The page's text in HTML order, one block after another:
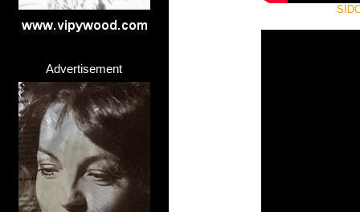
Advertisement